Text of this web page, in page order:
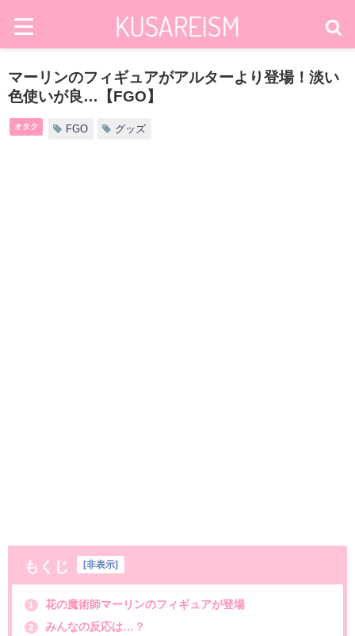
マーリンのフィギュアがアルターより登場！淡い
色使いが良…【FGO】
オタク FGO グッズ
もくじ 非表示
1 花の魔術師マーリンのフィギュアが登場
2 みんなの反応は…？